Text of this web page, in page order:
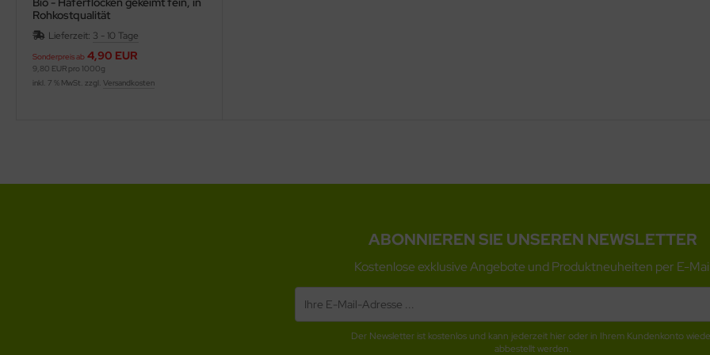
Rohkostqualität
Lieferzeit: 3 - 10 Tage
Sonderpreis ab 4,90 EUR
9,80 EUR pro 1000g
inkl. 7 % MwSt. zzgl. Versandkosten
ABONNIEREN SIE UNSEREN NEWSLETTER
Kostenlose exklusive Angebote und Produktneuheiten per E-
Der Newsletter ist kostenlos und kann jederzeit hier oder in Ihrem Kundenkonto
abbestellt werden.